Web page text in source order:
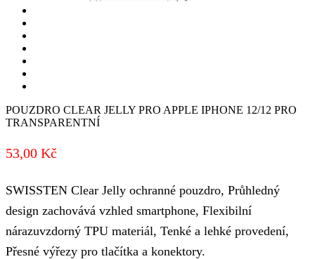
POUZDRO CLEAR JELLY PRO APPLE IPHONE 12/12 PRO
TRANSPARENTNÍ
53,00 Kč
SWISSTEN Clear Jelly ochranné pouzdro, Průhledný
design zachovává vzhled smartphone, Flexibilní
nárazuvzdorný TPU materiál, Tenké a lehké provedení,
Přesné výřezy pro tlačítka a konektory.